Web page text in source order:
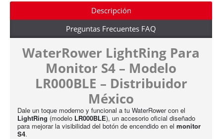
Descripción
Preguntas Frecuentes FAQ
WaterRower LightRing Para
Monitor S4 – Modelo
LR000BLE – Distribuidor
México
Dale un toque moderno y funcional a tu WaterRower con el
LightRing (modelo LR000BLE), un accesorio oficial diseñado
para mejorar la visibilidad del botón de encendido en el monitor
S4.